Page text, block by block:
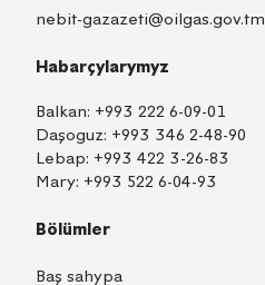
nebit-gazazeti@oilgas.gov.tm
Habarçylarymyz
Balkan: +993 222 6-09-01
Daşoguz: +993 346 2-48-90
Lebap: +993 422 3-26-83
Mary: +993 522 6-04-93
Bölümler
Baş sahypa